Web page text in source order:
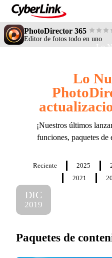
PhotoDirector 365
Editor de fotos todo en uno
Lo
Lo
¡Nuestros últimos
funciones, paquetes
Reciente 2025
2021
DIC
2019
Paquetes de